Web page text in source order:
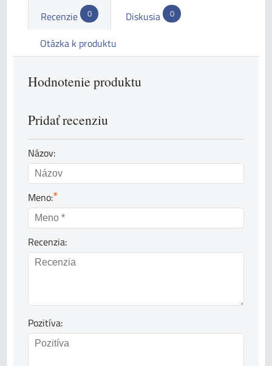
Recenzie 0 Diskusia 0
Otázka k produktu
Hodnotenie produktu
Pridať recenziu
Názov:
Meno:*
Recenzia:
Pozitíva: